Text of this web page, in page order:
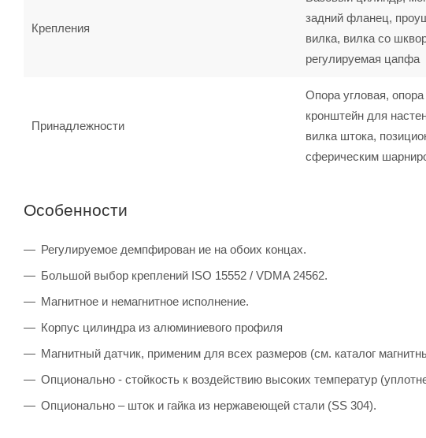
Крепления
задний фланец,
вилка, вилка со
регулируемая цапфа
Принадлежности
Опора угловая,
кронштейн для
вилка штока,
сферическим
Особенности
Регулируемое демпфирован ие на обоих концах.
Большой выбор креплений ISO 15552 / VDMA 24562.
Магнитное и немагнитное исполнение.
Корпус цилиндра из алюминиевого профиля
Магнитный датчик, применим для всех размеров (см. каталог
Опционально - стойкость к воздействию высоких температур
Опционально – шток и гайка из нержавеющей стали (SS 304).